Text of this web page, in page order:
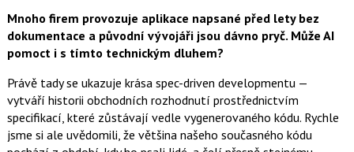
Mnoho firem provozuje aplikace napsané před lety bez
dokumentace a původní vývojáři jsou dávno pryč. Může AI
pomoct i s tímto technickým dluhem?
Právě tady se ukazuje krása spec-driven developmentu —
vytváří historii obchodních rozhodnutí prostřednictvím
specifikací, které zůstávají vedle vygenerovaného kódu. Rychle
jsme si ale uvědomili, že většina našeho současného kódu